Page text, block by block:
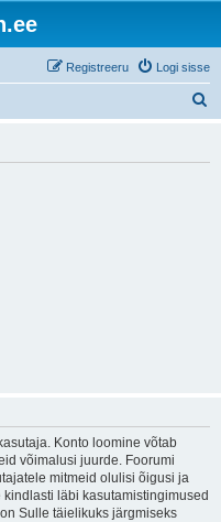
Logi sisse
Registreeru
Konto loomine võtab
võimalusi juurde. Foorumi
mitmeid olulisi õigusi ja
läbi kasutamistingimused
Sulle täielikuks järgmiseks